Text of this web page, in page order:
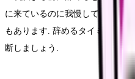
に来ているのに我慢して働き続
もあります. 辞めるタイミングは
断しましょう.